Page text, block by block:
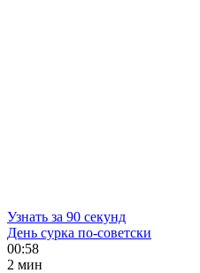
Узнать за 90 секунд
День сурка по-советски
00:58
2 мин